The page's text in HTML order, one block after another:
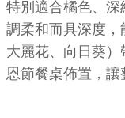
特別適合橘色、
調柔和而具深度，
大麗花、向日葵
恩節餐桌佈置，讓